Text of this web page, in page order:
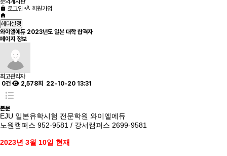
문의게시판
로그인
회원가입
헤더설정
와이엘에듀 2023년도 일본 대학 합격자
페이지 정보
최고관리자
0건
2,578회 22-10-20 13:31
본문
EJU 일본유학시험 전문학원 와이엘에듀
노원캠퍼스 952-9581 / 강서캠퍼스 2699-9581
2023년 3월 10일 현재